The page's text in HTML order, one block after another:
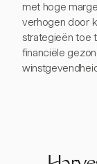
met hoge
verhogen door
strategieën toe
financiële